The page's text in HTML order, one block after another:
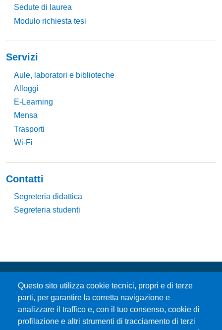
Sedute di laurea
Modulo richiesta tesi
Servizi
Aule, laboratori e biblioteche
Alloggi
E-Learning
Mensa
Trasporti
Wi-Fi
Contatti
Segreteria didattica
Segreteria studenti
Questo sito utilizza cookie tecnici, propri e di terze
parti, per garantire la corretta navigazione e
analizzare il traffico e, con il tuo consenso, cookie di
profilazione e altri strumenti di tracciamento di terzi